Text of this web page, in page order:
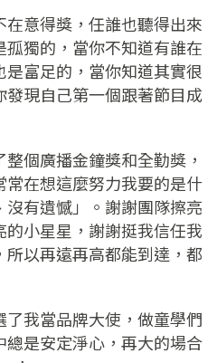
意得獎，任誰也聽得出來
獨的，當你不知道有誰在
富足的，當你知道其實很
現自己第一個跟著節目成
個廣播金鐘獎和全勤獎，
在想這麼努力我要的是什
有遺憾」。謝謝團隊擦亮
小星星，謝謝挺我信任我
以再遠再高都能到達，都
我當品牌大使，做童學們
是安定淨心，再大的場合